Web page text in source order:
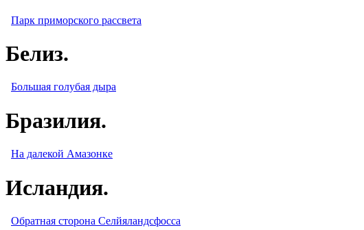
Парк приморского рассвета
Белиз.
Большая голубая дыра
Бразилия.
На далекой Амазонке
Исландия.
Обратная сторона Селйяландсфосса